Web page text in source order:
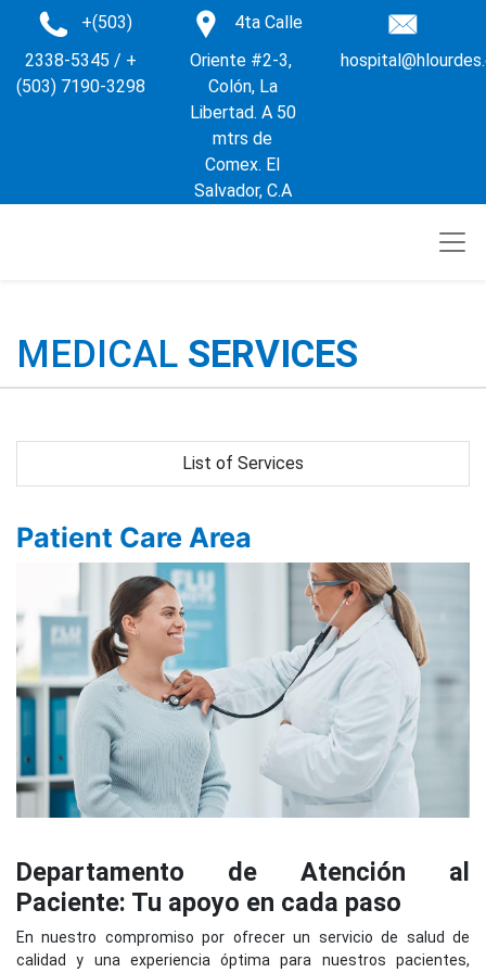
+(503)
2338-5345 / +
(503) 7190-3298
4ta Calle
Oriente #2-3,
Colón, La
Libertad. A 50
mtrs de
Comex. El
Salvador, C.A
MEDICAL SERVICES
List of Services
Patient Care Area
Departamento de Atención al
Paciente: Tu apoyo en cada paso
En nuestro compromiso por ofrecer un servicio de salud de
calidad y una experiencia óptima para nuestros pacientes,